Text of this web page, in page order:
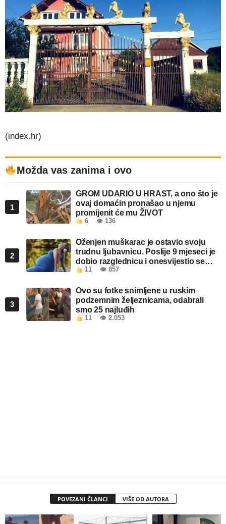
(index.hr)
Možda vas zanima i ovo
1
GROM UDARIO U HRAST, a ono što je
ovaj domaćin pronašao u njemu
promijenit će mu ŽIVOT
6 👁 136
2
Oženjen muškarac je ostavio svoju
trudnu ljubavnicu. Poslije 9 mjeseci je
dobio razglednicu i onesvijestio se
kada je pročitao šta piše!
11 👁 857
3
Ovo su fotke snimljene u ruskim
podzemnim željeznicama, odabrali
smo 25 najluđih
11 👁 2.053
POVEZANI ČLANCI VIŠE OD AUTORA